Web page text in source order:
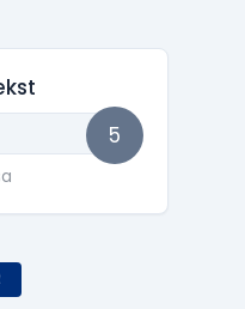
5